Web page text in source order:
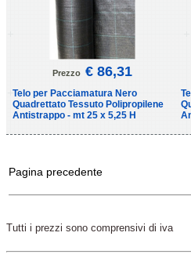
Prezzo € 86,31
Telo per Pacciamatura Nero
Quadrettato Tessuto Polipropilene
Antistrappo - mt 25 x 5,25 H
Pagina precedente
Tutti i prezzi sono comprensivi di iva